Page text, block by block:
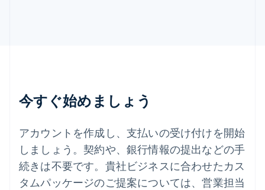
今すぐ始めましょう
アカウントを作成し、支払いの受け付けを開始
しましょう。契約や、銀行情報の提出などの手
続きは不要です。貴社ビジネスに合わせたカス
タムパッケージのご提案については、営業担当
ドイツ
ニュージーランド
English
ノルウェー
English
ハンガリー
English